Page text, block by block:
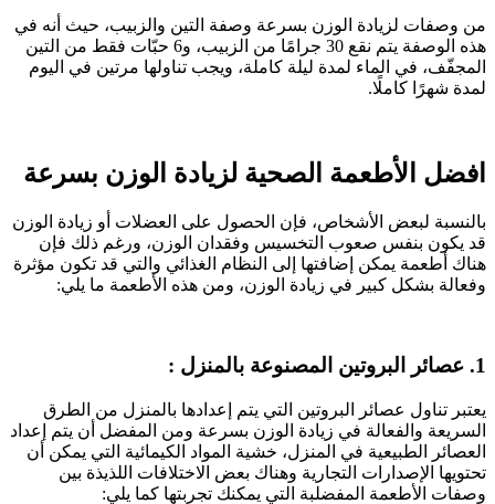
من وصفات لزيادة الوزن بسرعة وصفة التين والزبيب، حيث أنه في
هذه الوصفة يتم نقع 30 جرامًا من الزبيب، و6 حبّات فقط من التين
المجفّف، في الماء لمدة ليلة كاملة، ويجب تناولها مرتين في اليوم
لمدة شهرًا كاملًا.
افضل الأطعمة الصحية لزيادة الوزن بسرعة
بالنسبة لبعض الأشخاص، فإن الحصول على العضلات أو زيادة الوزن
قد يكون بنفس صعوب التخسيس وفقدان الوزن، ورغم ذلك فإن
هناك أطعمة يمكن إضافتها إلى النظام الغذائي والتي قد تكون مؤثرة
وفعالة بشكل كبير في زيادة الوزن، ومن هذه الأطعمة ما يلي:
1. عصائر البروتين المصنوعة بالمنزل :
يعتبر تناول عصائر البروتين التي يتم إعدادها بالمنزل من الطرق
السريعة والفعالة في زيادة الوزن بسرعة ومن المفضل أن يتم إعداد
العصائر الطبيعية في المنزل، خشية المواد الكيمائية التي يمكن أن
تحتويها الإصدارات التجارية وهناك بعض الاختلافات اللذيذة بين
وصفات الأطعمة المفضلبة التي يمكنك تجربتها كما يلي: